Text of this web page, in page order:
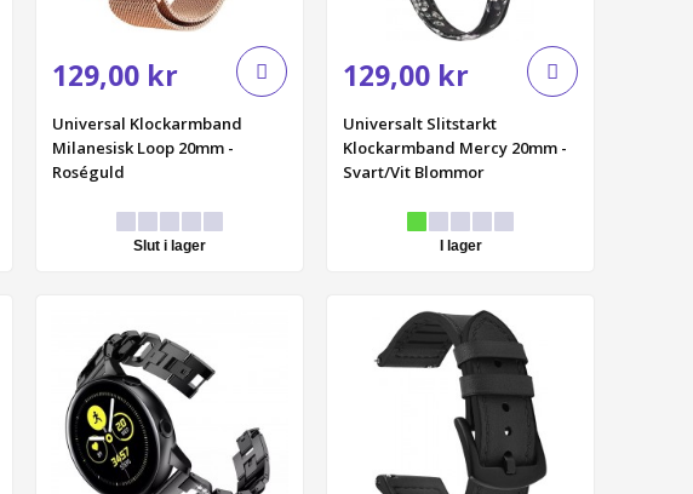
129,00 kr
Universal Klockarmband
Milanesisk Loop 20mm -
Roséguld
Slut i lager
129,00 kr
Universalt Slitstarkt
Klockarmband Mercy 20mm -
Svart/Vit Blommor
I lager